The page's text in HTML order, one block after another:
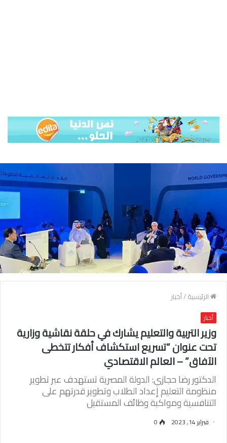
الرئيسية/أخبار
أخبار
وزير التربية والتعليم يشارك في حلقة نقاشية وزارية
تحت عنوان “تسريع استكشاف أفكار تتخطى
الآفاق” – العالم الاقتصادي
الدكتور رضا حجازي: الدولة المصرية تستهدف عبر تطوير
منظومة التعليم إعداد الطلاب وتطوير قدرتهم على
التنافسية ومواكبة وظائف المستقبل
فبراير 14, 2023 0